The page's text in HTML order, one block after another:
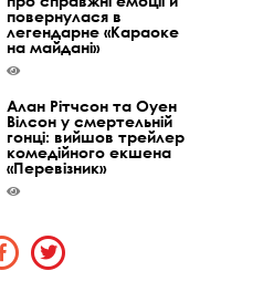
повернулася в
легендарне «Караоке
на майдані»
Алан Рітчсон та Оуен
Вілсон у смертельній
гонці: вийшов трейлер
комедійного екшена
«Перевізник»